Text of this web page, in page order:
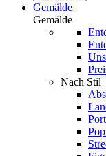
Gemälde
Gemälde
Nach Stil